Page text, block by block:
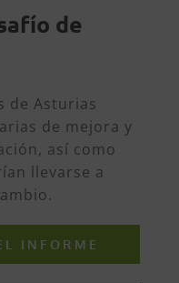
de
de Asturias
de mejora y
así como
llevarse a
INFORME